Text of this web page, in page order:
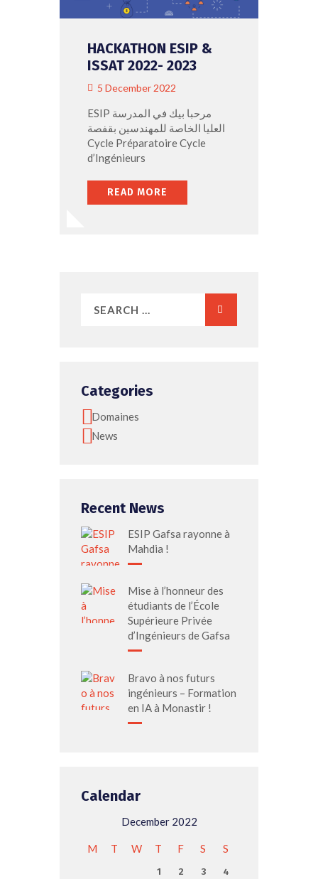
HACKATHON ESIP &
ISSAT 2022- 2023
5 December 2022
ESIP مرحبا بيك في المدرسة
العليا الخاصة للمهندسين بقفصة
Cycle Préparatoire Cycle
d’Ingénieurs
READ MORE
Categories
Domaines
News
Recent News
ESIP Gafsa rayonne à
Mahdia !
Mise à l’honneur des
étudiants de l’École
Supérieure Privée
d’Ingénieurs de Gafsa
Bravo à nos futurs
ingénieurs – Formation
en IA à Monastir !
Calendar
December 2022
M T W T F S S
1 2 3 4